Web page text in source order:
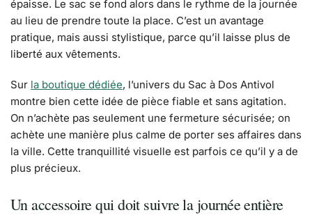
épaisse. Le sac se fond alors dans le rythme de la journée
au lieu de prendre toute la place. C’est un avantage
pratique, mais aussi stylistique, parce qu’il laisse plus de
liberté aux vêtements.
Sur la boutique dédiée, l’univers du Sac à Dos Antivol
montre bien cette idée de pièce fiable et sans agitation.
On n’achète pas seulement une fermeture sécurisée; on
achète une manière plus calme de porter ses affaires dans
la ville. Cette tranquillité visuelle est parfois ce qu’il y a de
plus précieux.
Un accessoire qui doit suivre la journée entière